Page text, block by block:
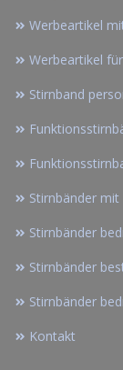
Werbeartikel
Werbeartikel
Stirnband
Stirnbänder
Stirnbänder
Stirnbänder
Stirnbänder
Kontakt